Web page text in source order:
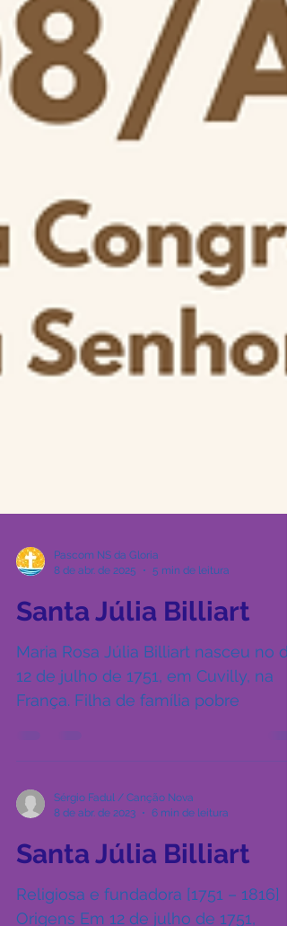
Pascom NS da Gloria
8 de abr. de 2025
5 min de leitura
Santa Júlia Billiart
Maria Rosa Júlia Billiart nasceu no
Sérgio Fadul / Canção Nova
8 de abr. de 2023
6 min de leitura
Santa Júlia Billiart